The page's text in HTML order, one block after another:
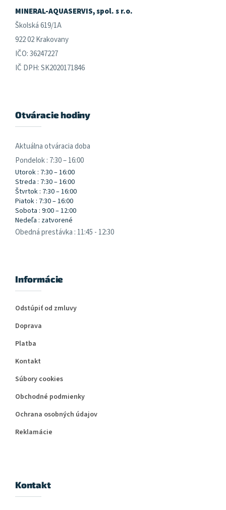
MINERAL-AQUASERVIS, spol. s r.o.
Školská 619/1A
922 02 Krakovany
IČO: 36247227
IČ DPH: SK2020171846
Otváracie hodiny
Aktuálna otváracia doba
Pondelok : 7:30 – 16:00
Utorok : 7:30 – 16:00
Streda : 7:30 – 16:00
Štvrtok : 7:30 – 16:00
Piatok : 7:30 – 16:00
Sobota : 9:00 – 12:00
Nedeľa : zatvorené
Obedná prestávka : 11:45 - 12:30
Informácie
Odstúpiť od zmluvy
Doprava
Platba
Kontakt
Súbory cookies
Obchodné podmienky
Ochrana osobných údajov
Reklamácie
Kontakt